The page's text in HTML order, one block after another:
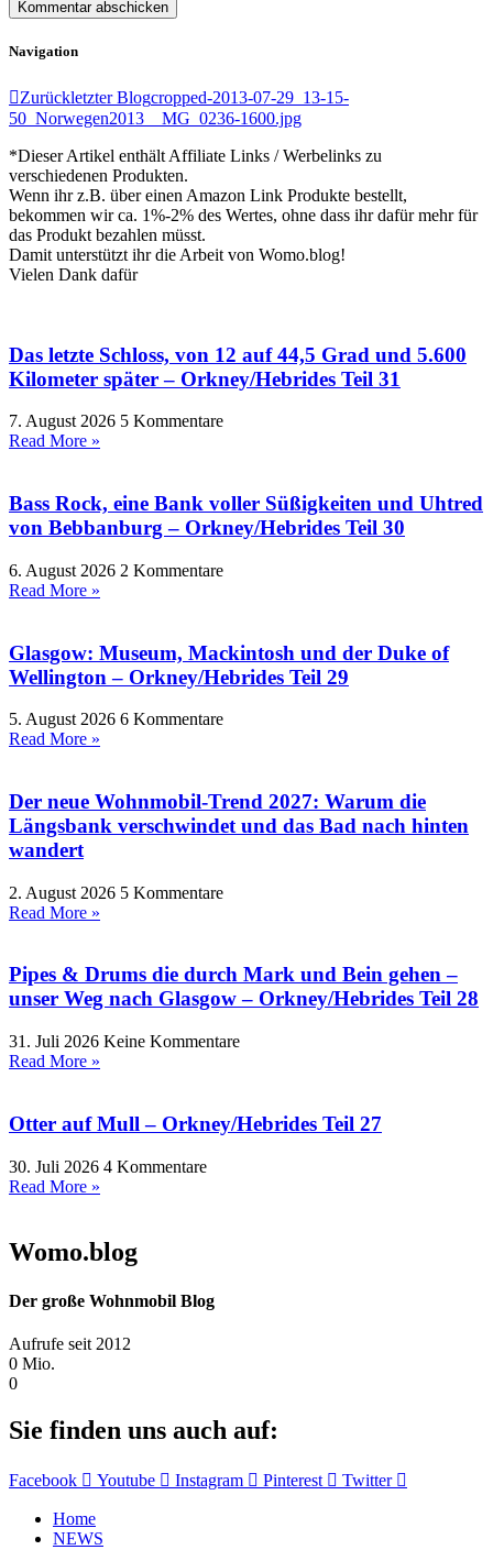
Navigation
Zurückletzter Blogcropped-2013-07-29_13-15-
50_Norwegen2013__MG_0236-1600.jpg
*Dieser Artikel enthält Affiliate Links / Werbelinks zu
verschiedenen Produkten.
Wenn ihr z.B. über einen Amazon Link Produkte bestellt,
bekommen wir ca. 1%-2% des Wertes, ohne dass ihr dafür mehr für
das Produkt bezahlen müsst.
Damit unterstützt ihr die Arbeit von Womo.blog!
Vielen Dank dafür
Das letzte Schloss, von 12 auf 44,5 Grad und 5.600
Kilometer später – Orkney/Hebrides Teil 31
7. August 2026 5 Kommentare
Read More »
Bass Rock, eine Bank voller Süßigkeiten und Uhtred
von Bebbanburg – Orkney/Hebrides Teil 30
6. August 2026 2 Kommentare
Read More »
Glasgow: Museum, Mackintosh und der Duke of
Wellington – Orkney/Hebrides Teil 29
5. August 2026 6 Kommentare
Read More »
Der neue Wohnmobil-Trend 2027: Warum die
Längsbank verschwindet und das Bad nach hinten
wandert
2. August 2026 5 Kommentare
Read More »
Pipes & Drums die durch Mark und Bein gehen –
unser Weg nach Glasgow – Orkney/Hebrides Teil 28
31. Juli 2026 Keine Kommentare
Read More »
Otter auf Mull – Orkney/Hebrides Teil 27
30. Juli 2026 4 Kommentare
Read More »
Womo.blog
Der große Wohnmobil Blog​
Aufrufe seit 2012
0 Mio.
0
Sie finden uns auch auf:
Facebook Youtube Instagram Pinterest Twitter
Home
NEWS